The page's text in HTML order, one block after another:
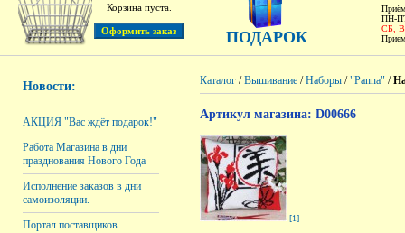
Корзина пуста.
ПОДАРОК
ПН-
СБ,
Новости:
АКЦИЯ "Вас ждёт подарок!"
Работа Магазина в дни
празднования Нового Года
Исполнение заказов в дни
самоизоляции.
Портал поставщиков
Каталог /Вышивание /Наборы /"Panna" /
Артикул магазина: D00666
[1]